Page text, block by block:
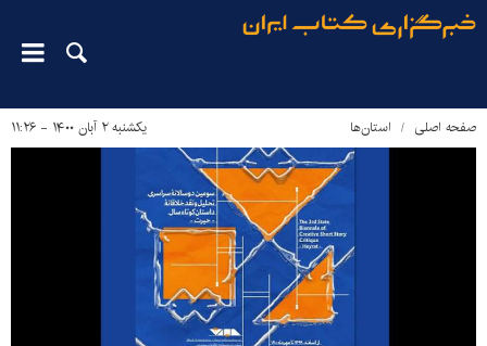
صفحه اصلی استان‌ها یکشنبه ۲ آبان ۱۴۰۰ - ۱۱:۲۶